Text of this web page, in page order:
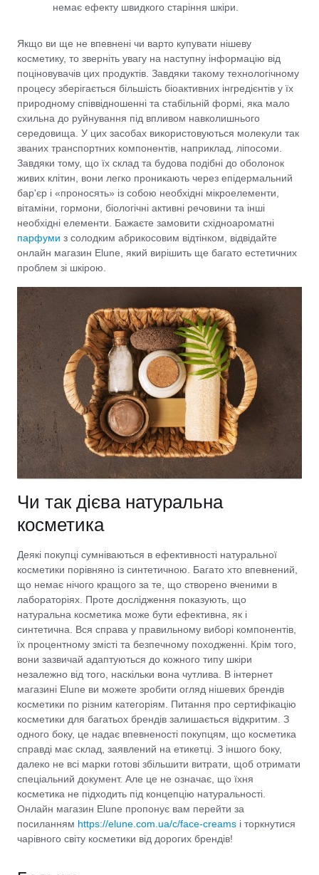
немає ефекту швидкого старіння шкіри.
Якщо ви ще не впевнені чи варто купувати нішеву
косметику, то зверніть увагу на наступну інформацію від
поціновувачів цих продуктів. Завдяки такому технологічному
процесу зберігається більшість біоактивних інгредієнтів у їх
природному співвідношенні та стабільній формі, яка мало
схильна до руйнування під впливом навколишнього
середовища. У цих засобах використовуються молекули так
званих транспортних компонентів, наприклад, ліпосоми.
Завдяки тому, що їх склад та будова подібні до оболонок
живих клітин, вони легко проникають через епідермальний
бар'єр і «проносять» із собою необхідні мікроелементи,
вітаміни, гормони, біологічні активні речовини та інші
необхідні елементи. Бажаєте замовити східноароматні
парфуми з солодким абрикосовим відтінком, відвідайте
онлайн магазин Elune, який вирішить ще багато естетичних
проблем зі шкірою.
Чи так дієва натуральна
косметика
Деякі покупці сумніваються в ефективності натуральної
косметики порівняно із синтетичною. Багато хто впевнений,
що немає нічого кращого за те, що створено вченими в
лабораторіях. Проте дослідження показують, що
натуральна косметика може бути ефективна, як і
синтетична. Вся справа у правильному виборі компонентів,
їх процентному змісті та безпечному походженні. Крім того,
вони зазвичай адаптуються до кожного типу шкіри
незалежно від того, наскільки вона чутлива. В інтернет
магазині Elune ви можете зробити огляд нішевих брендів
косметики по різним категоріям. Питання про сертифікацію
косметики для багатьох брендів залишається відкритим. З
одного боку, це надає впевненості покупцям, що косметика
справді має склад, заявлений на етикетці. З іншого боку,
далеко не всі марки готові збільшити витрати, щоб отримати
спеціальний документ. Але це не означає, що їхня
косметика не підходить під концепцію натуральності.
Онлайн магазин Elune пропонує вам перейти за
посиланням https://elune.com.ua/c/face-creams і торкнутися
чарівного світу косметики від дорогих брендів!